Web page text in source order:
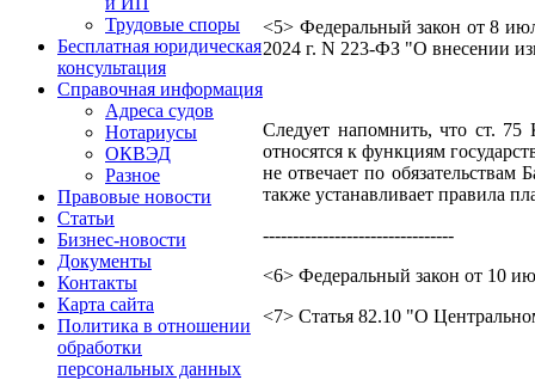
Трудовые споры
Бесплатная юридическая
консультация
Справочная информация
Адреса судов
Нотариусы
ОКВЭД
Разное
Правовые новости
Статьи
Бизнес-новости
Документы
Контакты
Карта сайта
Политика в отношении
обработки
персональных данных
<5> Федеральный закон от 8
2024 г. N 223-ФЗ "О внесении
Следует напомнить, что ст. 75
относятся к функциям
не отвечает по
также устанавливает правила
--------------------------------
<6> Федеральный закон от 10
<7> Статья 82.10 "О